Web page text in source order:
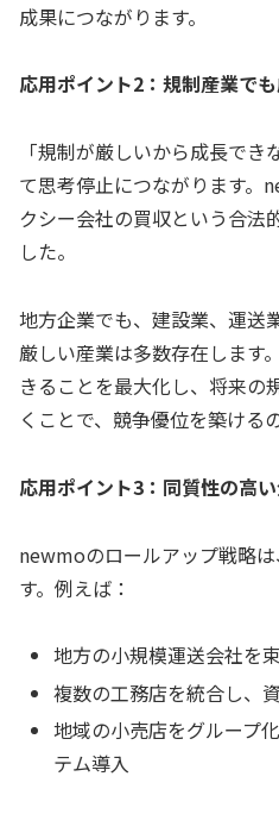
成果につながります。
応用ポイント2：規制産業で
「規制が厳しいから成長で
て思考停止につながります。
クシー会社の買収という合法
した。
地方企業でも、建設業、運送
厳しい産業は多数存在します
きることを最大化し、将来の
くことで、競争優位を築けるの
応用ポイント3：同質性の高
newmoのロールアップ戦略
す。例えば：
地方の小規模運送会社を
複数の工務店を統合し、
地域の小売店をグループ
テム導入